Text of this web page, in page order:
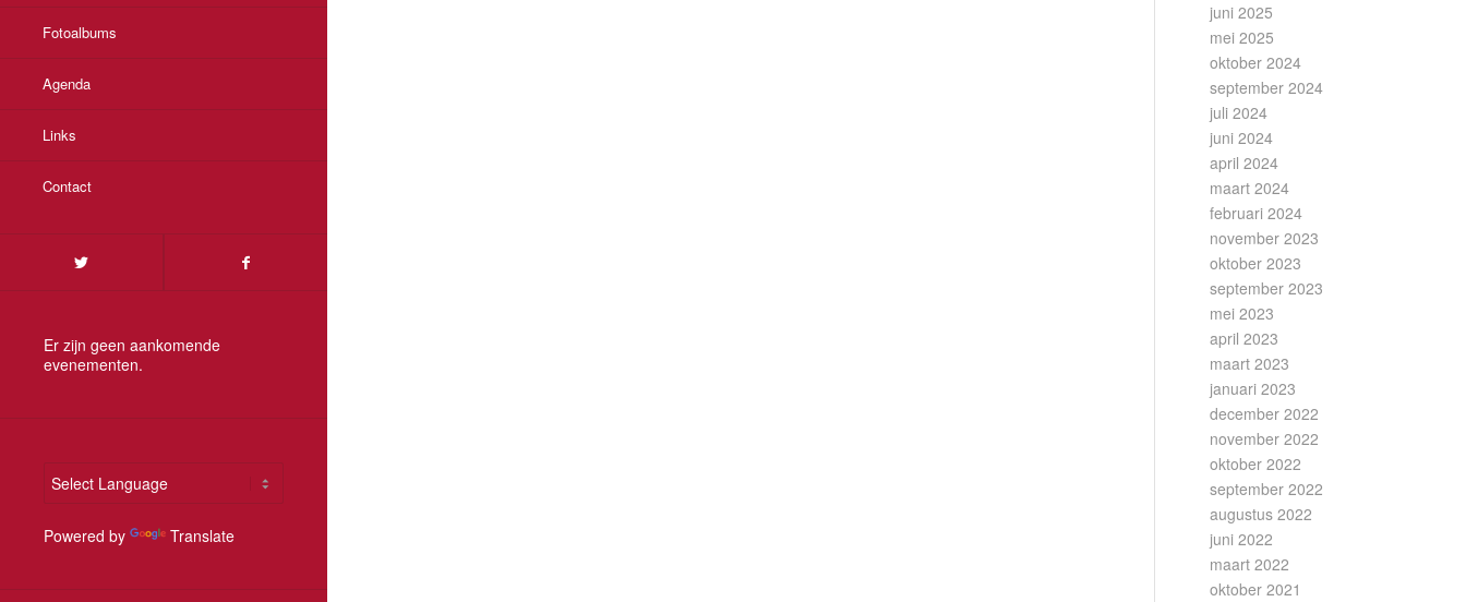
Fotoalbums
Agenda
Links
Contact
Er zijn geen aankomende
evenementen.
Powered by Translate
juni 2025
mei 2025
oktober 2024
september 2024
juli 2024
juni 2024
april 2024
maart 2024
februari 2024
november 2023
oktober 2023
september 2023
mei 2023
april 2023
maart 2023
januari 2023
december 2022
november 2022
oktober 2022
september 2022
augustus 2022
juni 2022
maart 2022
oktober 2021